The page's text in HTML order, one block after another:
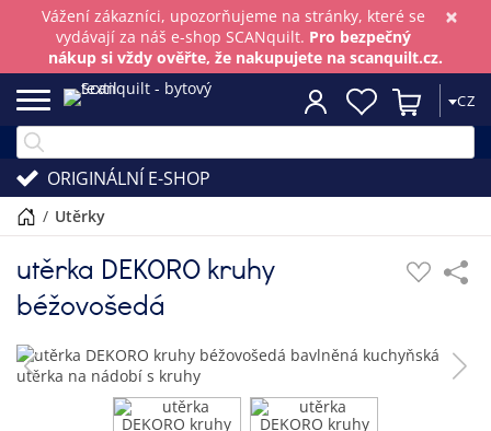
×
Vážení zákazníci, upozorňujeme na stránky, které se
vydávají za náš e-shop SCANquilt. Pro bezpečný
nákup si vždy ověřte, že nakupujete na scanquilt.cz.
CZ
ORIGINÁLNÍ E-SHOP
/ utěrky
utěrka DEKORO kruhy
béžovošedá